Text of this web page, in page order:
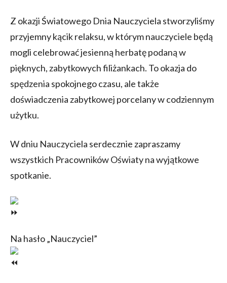
Z okazji Światowego Dnia Nauczyciela stworzyliśmy
przyjemny kącik relaksu, w którym nauczyciele będą
mogli celebrować jesienną herbatę podaną w
pięknych, zabytkowych filiżankach. To okazja do
spędzenia spokojnego czasu, ale także
doświadczenia zabytkowej porcelany w codziennym
użytku.
W dniu Nauczyciela serdecznie zapraszamy
wszystkich Pracowników Oświaty na wyjątkowe
spotkanie.
Na hasło „Nauczyciel”